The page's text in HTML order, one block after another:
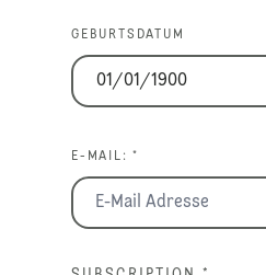
GEBURTSDATUM
E-MAIL: *